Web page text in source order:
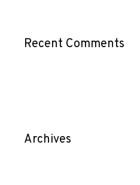
Recent Comments
Archives